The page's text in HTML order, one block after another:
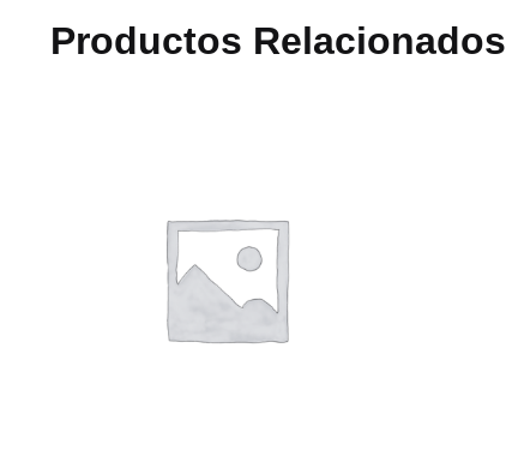
Productos Relacionados